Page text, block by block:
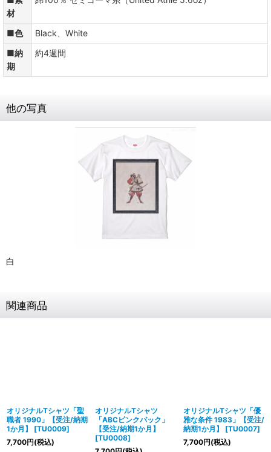
材
■色
Black、White
■納
期
約4週間
他の写真
白
関連商品
オリジナルTシャツ「聖
職者 1990」【受注/納期
1か月】
[TU0009]
7,700円(税込)
オリジナルTシャツ
「ABCピンクバック」
【受注/納期1か月】
[TU0008]
オリジナルTシャツ「優
雅な条件 1983」【受注/
納期1か月】
[TU0007]
7,700円(税込)